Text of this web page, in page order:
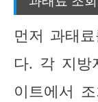
먼저 과태
다. 각 지방
이트에서